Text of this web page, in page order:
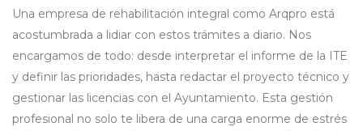
Una empresa de rehabilitación integral como Arqpro está
acostumbrada a lidiar con estos trámites a diario. Nos
encargamos de todo: desde interpretar el informe de la ITE
y definir las prioridades, hasta redactar el proyecto técnico y
gestionar las licencias con el Ayuntamiento. Esta gestión
profesional no solo te libera de una carga enorme de estrés